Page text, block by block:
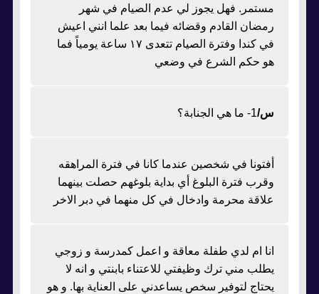
مستمر. فهل يجوز لي عدم الصيام في شهر
رمضان القادم وقضائه فيما بعد علما انني اعيش
في كندا وفترة الصيام تتعدى ١٧ ساعة يومياً فما
هو حكم الشرع في وضعي
س/1- ما هي الجنابة؟
أفتونا في شخصين عندما كانا في فترة المراهقه
وقرب فترة البلوغ أي بداية بلوغهم حصلت بينهما
علاقة محرمة وادخال في كل منهما في دبر الاخر
انا ام لدي طفلة معاقة و اعمل كمدرسة و زوجي
يطلب مني ترك وظيفتي للاعتناء بابنتي و انه لا
يحتاج لتوفير سخص يساعدني على العناية بها. و هو